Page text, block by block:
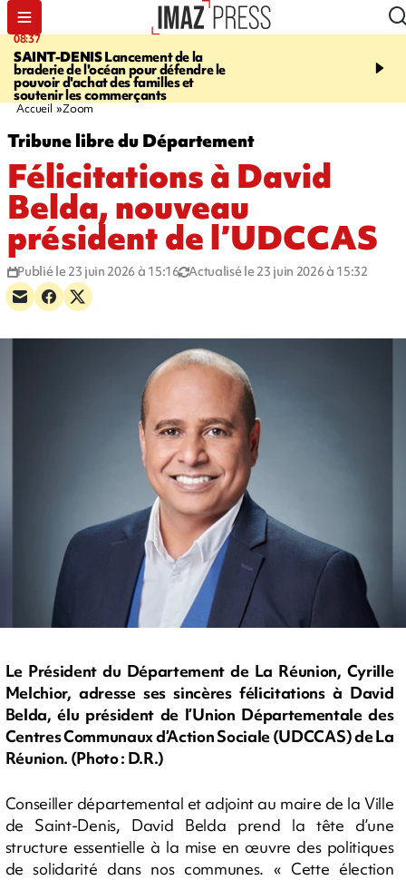
08:37
SAINT-DENISLancement de la
braderie de l'océan pour défendre le
pouvoir d'achat des familles et
soutenir les commerçants
10:44
dragons paradent
Accueil Zoom
Tribune libre du Département
Félicitations à David
Belda, nouveau
président de l’UDCCAS
Publié le 23 juin 2026 à 15:16 Actualisé le 23 juin 2026 à 15:32
Le Président du Département de La Réunion, Cyrille
Melchior, adresse ses sincères félicitations à David
Belda, élu président de l’Union Départementale des
Centres Communaux d’Action Sociale (UDCCAS) de La
Réunion. (Photo : D.R.)
Conseiller départemental et adjoint au maire de la Ville
de Saint-Denis, David Belda prend la tête d’une
structure essentielle à la mise en œuvre des politiques
de solidarité dans nos communes. « Cette élection